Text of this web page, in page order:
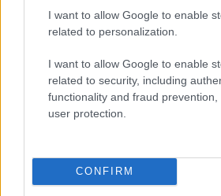
I want to allow Google to enable
related to personalization.
I want to allow Google to enable
related to security, including
functionality and fraud
user protection.
CONFIRM
Andrea Conforti · 6 Ago 2026